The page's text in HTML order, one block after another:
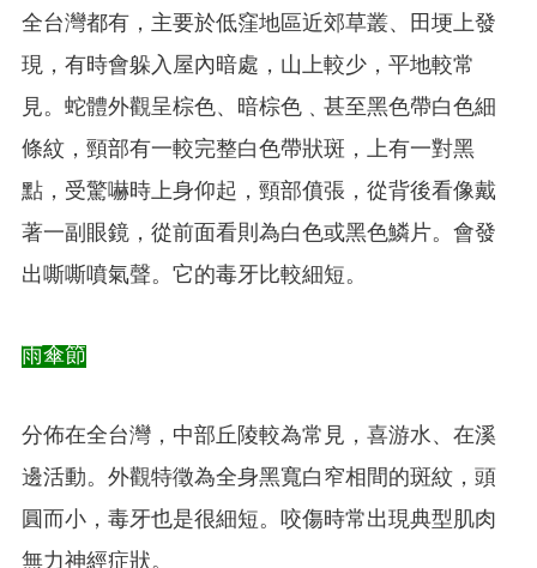
全台灣都有，主要於低窪地區近郊草叢、田埂上發
現，有時會躲入屋內暗處，山上較少，平地較常
見。蛇體外觀呈棕色、暗棕色﹑甚至黑色帶白色細
條紋，頸部有一較完整白色帶狀斑，上有一對黑
點，受驚嚇時上身仰起，頸部僨張，從背後看像戴
著一副眼鏡，從前面看則為白色或黑色鱗片。會發
出嘶嘶噴氣聲。它的毒牙比較細短。
雨傘節
分佈在全台灣，中部丘陵較為常見，喜游水、在溪
邊活動。外觀特徵為全身黑寬白窄相間的斑紋，頭
圓而小，毒牙也是很細短。咬傷時常出現典型肌肉
無力神經症狀。